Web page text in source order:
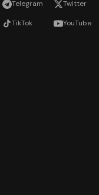
Telegram Twitter
TikTok YouTube